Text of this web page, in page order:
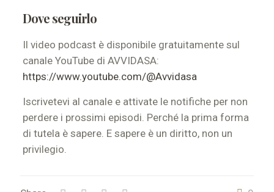
Dove seguirlo
Il video podcast è disponibile gratuitamente sul
canale YouTube di AVVIDASA:
https://www.youtube.com/@Avvidasa
Iscrivetevi al canale e attivate le notifiche per non
perdere i prossimi episodi. Perché la prima forma
di tutela è sapere. E sapere è un diritto, non un
privilegio.